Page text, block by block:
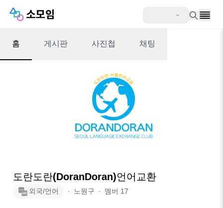
홈 게시판 사진첩 채팅
도란도란(DoranDoran)언어교환
외국/언어 ∙ 노원구 ∙ 멤버 17